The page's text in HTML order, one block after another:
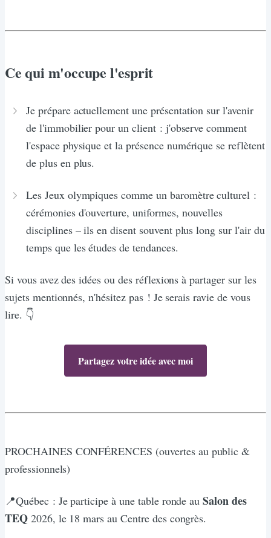
Ce qui m'occupe l'esprit
Je prépare actuellement une présentation sur l'avenir
de l'immobilier pour un client : j'observe comment
l'espace physique et la présence numérique se reflètent
de plus en plus.
Les Jeux olympiques comme un baromètre culturel :
cérémonies d'ouverture, uniformes, nouvelles
disciplines – ils en disent souvent plus long sur l'air du
temps que les études de tendances.
Si vous avez des idées ou des réflexions à partager sur les
sujets mentionnés, n'hésitez pas ! Je serais ravie de vous
lire. 👇
Partagez votre idée avec moi
PROCHAINES CONFÉRENCES (ouvertes au public &
professionnels)
📍Québec : Je participe à une table ronde auSalon des
TEQ 2026, le 18 mars au Centre des congrès.